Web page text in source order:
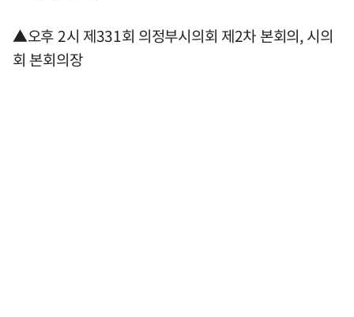
▲오후 2시 제331회 의정부시의회 제2차 본회의, 시의
회 본회의장